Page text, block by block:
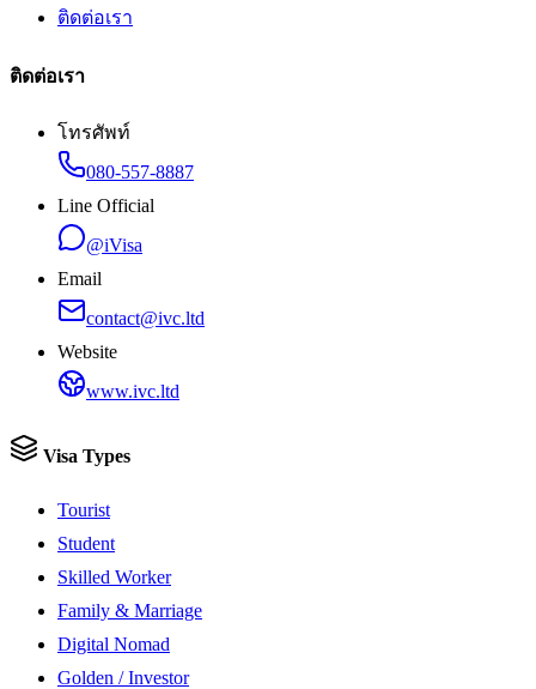
ติดต่อเรา
ติดต่อเรา
โทรศัพท์
080-557-8887
Line Official
@iVisa
Email
contact@ivc.ltd
Website
www.ivc.ltd
Visa Types
Tourist
Student
Skilled Worker
Family & Marriage
Digital Nomad
Golden / Investor